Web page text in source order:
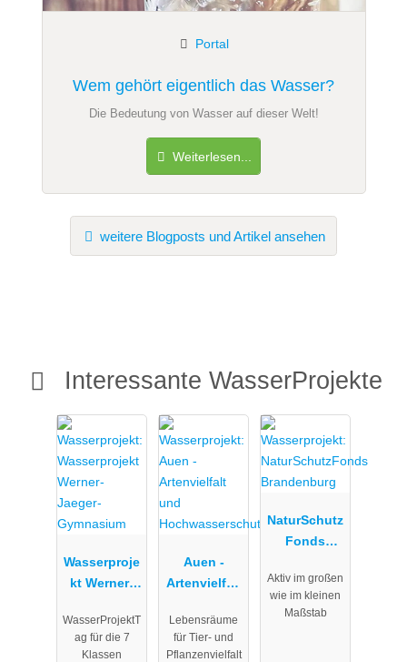
Wem gehört eigentlich das Wasser?
Portal
Die Bedeutung von Wasser auf dieser Welt!
Weiterlesen...
weitere Blogposts und Artikel ansehen
Interessante WasserProjekte
Wasserproje
kt Werner-
Gymnasium
WasserProjektT
ag für die 7
Klassen
Auen -
Artenvielfalt
Hochwasser
schutz
Lebensräume
für Tier- und
Pflanzenvielfalt
NaturSchutz
Fonds
g
Aktiv im großen
wie im kleinen
Maßstab